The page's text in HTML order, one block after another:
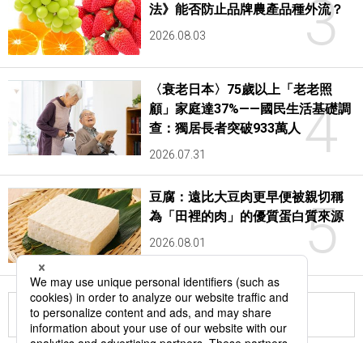
3
法》能否防止品牌農產品種外流？
2026.08.03
4
〈衰老日本〉75歲以上「老老照
顧」家庭達37%——國民生活基礎調
查：獨居長者突破933萬人
2026.07.31
5
豆腐：遠比大豆肉更早便被親切稱
為「田裡的肉」的優質蛋白質來源
2026.08.01
更多